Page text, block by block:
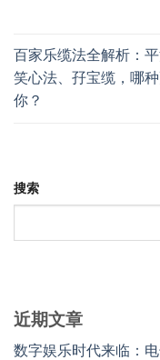
百家乐缆法全解析：
笑心法、孖宝缆，哪
你？
搜索
近期文章
数字娱乐时代来临：